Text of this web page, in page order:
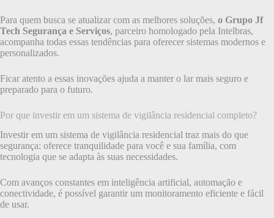
Para quem busca se atualizar com as melhores soluções, o Grupo Jf
Tech Segurança e Serviços, parceiro homologado pela Intelbras,
acompanha todas essas tendências para oferecer sistemas modernos e
personalizados.
Ficar atento a essas inovações ajuda a manter o lar mais seguro e
preparado para o futuro.
Por que investir em um sistema de vigilância residencial completo?
Investir em um sistema de vigilância residencial traz mais do que
segurança: oferece tranquilidade para você e sua família, com
tecnologia que se adapta às suas necessidades.
Com avanços constantes em inteligência artificial, automação e
conectividade, é possível garantir um monitoramento eficiente e fácil
de usar.